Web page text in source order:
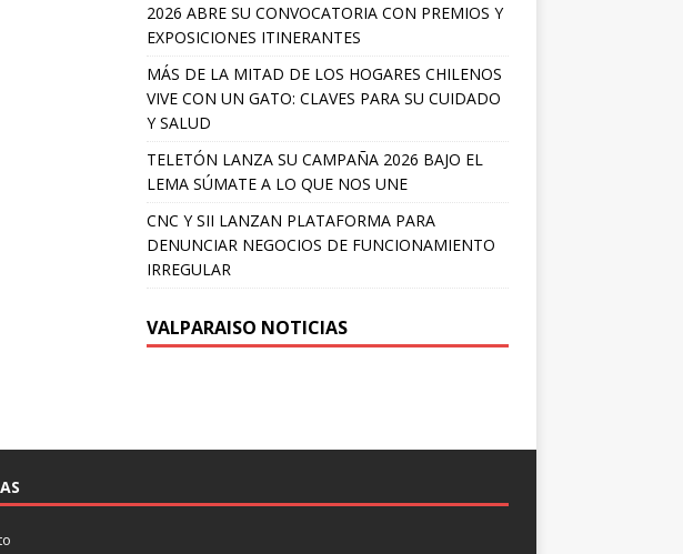
2026 ABRE SU CONVOCATORIA CON PREMIOS Y
EXPOSICIONES ITINERANTES
MÁS DE LA MITAD DE LOS HOGARES CHILENOS
VIVE CON UN GATO: CLAVES PARA SU CUIDADO
Y SALUD
TELETÓN LANZA SU CAMPAÑA 2026 BAJO EL
LEMA SÚMATE A LO QUE NOS UNE
CNC Y SII LANZAN PLATAFORMA PARA
DENUNCIAR NEGOCIOS DE FUNCIONAMIENTO
IRREGULAR
VALPARAISO NOTICIAS